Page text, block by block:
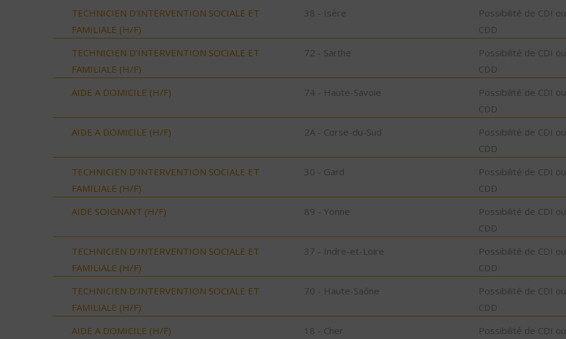
TECHNICIEN D’INTERVENTION SOCIALE ET
FAMILIALE (H/F)
38 - Isère
Possibilité de CDI ou
CDD
TECHNICIEN D’INTERVENTION SOCIALE ET
FAMILIALE (H/F)
72 - Sarthe
Possibilité de CDI ou
CDD
AIDE A DOMICILE (H/F) 74 - Haute-Savoie
Possibilité de CDI ou
CDD
AIDE A DOMICILE (H/F) 2A - Corse-du-Sud
Possibilité de CDI ou
CDD
TECHNICIEN D’INTERVENTION SOCIALE ET
FAMILIALE (H/F)
30 - Gard
Possibilité de CDI ou
CDD
AIDE SOIGNANT (H/F) 89 - Yonne
Possibilité de CDI ou
CDD
TECHNICIEN D’INTERVENTION SOCIALE ET
FAMILIALE (H/F)
37 - Indre-et-Loire
Possibilité de CDI ou
CDD
TECHNICIEN D’INTERVENTION SOCIALE ET
FAMILIALE (H/F)
70 - Haute-Saône
Possibilité de CDI ou
CDD
AIDE A DOMICILE (H/F) 18 - Cher
Possibilité de CDI ou